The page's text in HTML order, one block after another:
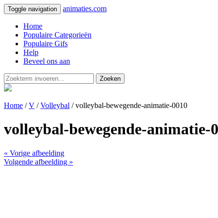
Toggle navigation animaties.com
Home
Populaire Categorieën
Populaire Gifs
Help
Beveel ons aan
Zoeken
Home /V /Volleybal / volleybal-bewegende-animatie-0010
volleybal-bewegende-animatie-
« Vorige afbeelding
Volgende afbeelding »